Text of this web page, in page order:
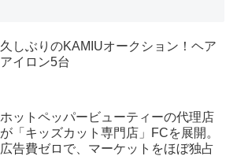
久しぶりのKAMIUオークション！ヘア
アイロン5台
ホットペッパービューティーの代理店
が「キッズカット専門店」FCを展開。
広告費ゼロで、マーケットをほぼ独占